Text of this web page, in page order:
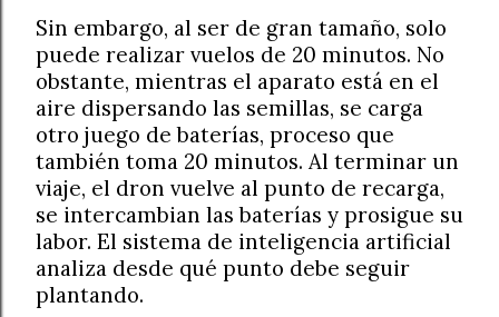
Sin embargo, al ser de gran tamaño, solo
puede realizar vuelos de 20 minutos. No
obstante, mientras el aparato está en el
aire dispersando las semillas, se carga
otro juego de baterías, proceso que
también toma 20 minutos. Al terminar un
viaje, el dron vuelve al punto de recarga,
se intercambian las baterías y prosigue su
labor. El sistema de inteligencia artificial
analiza desde qué punto debe seguir
plantando.